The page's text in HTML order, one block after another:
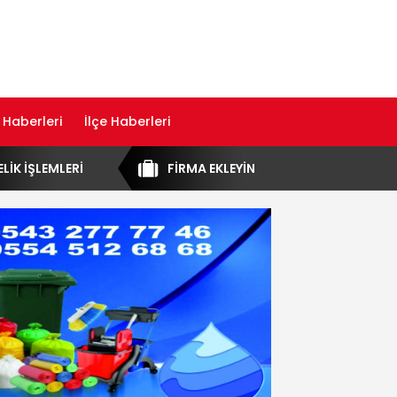
Haberleri İlçe Haberleri
FİRMA EKLEYİN
İŞLEMLERİ